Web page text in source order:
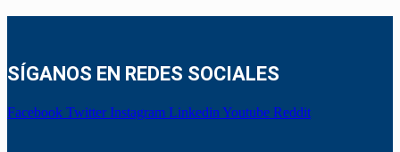
SÍGANOS EN REDES SOCIALES
Facebook Twitter Instagram Linkedin Youtube Reddit